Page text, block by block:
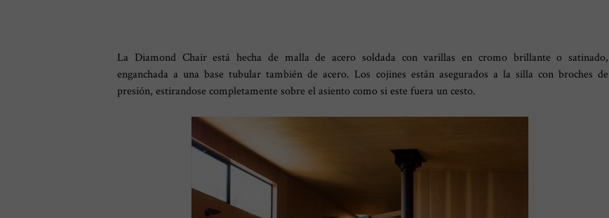
La Diamond Chair está hecha de malla de acero soldada con varillas en cromo brillante o satinado,
enganchada a una base tubular también de acero. Los cojines están asegurados a la silla con broches de
presión, estirandose completamente sobre el asiento como si este fuera un cesto.